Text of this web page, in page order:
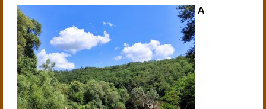
A